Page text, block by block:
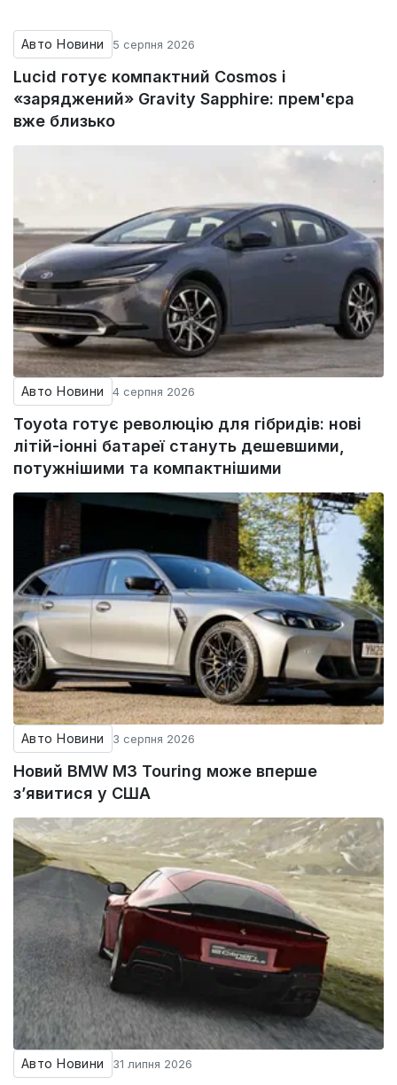
Авто Новини 5 серпня 2026
Lucid готує компактний Cosmos і
«заряджений» Gravity Sapphire: прем'єра
вже близько
Авто Новини 4 серпня 2026
Toyota готує революцію для гібридів: нові
літій-іонні батареї стануть дешевшими,
потужнішими та компактнішими
Авто Новини 3 серпня 2026
Новий BMW M3 Touring може вперше
з’явитися у США
Авто Новини 31 липня 2026